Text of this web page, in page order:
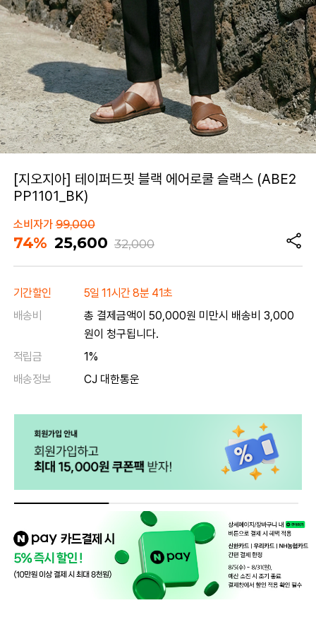
[지오지아] 테이퍼드핏 블랙 에어로쿨 슬랙스 (ABE2
PP1101_BK)
소비자가99,000
74% 25,600 32,000
기간할인
5일 11시간 8분 41초
배송비
총 결제금액이 50,000원 미만시 배송비 3,000
원이 청구됩니다.
적립금
1%
배송정보
CJ 대한통운